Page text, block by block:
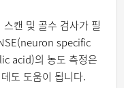
캔 및 골수 검사가 필
specific
acid)의 농도 측정은
도 도움이 됩니다.